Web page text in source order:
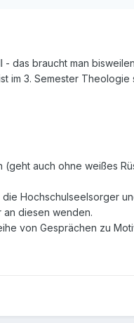
das braucht man
im 3. Semester Theologie
auch ohne weißes
Hochschulseelsorger
an diesen wenden.
von Gesprächen zu